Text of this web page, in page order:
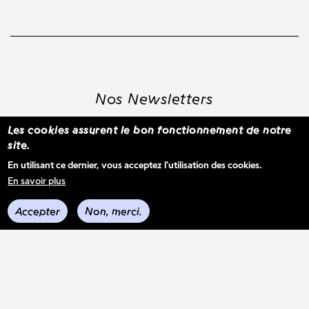
Nos Newsletters
Voir les derniers envois
Les cookies assurent le bon fonctionnement de notre
site.
En utilisant ce dernier, vous acceptez l'utilisation des cookies.
En savoir plus
Accepter Non, merci.